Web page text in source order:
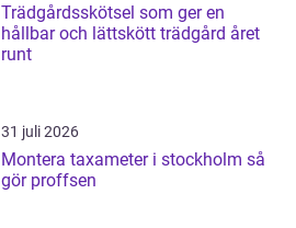
Trädgårdsskötsel som ger en
hållbar och lättskött trädgård året
runt
31 juli 2026
Montera taxameter i stockholm så
gör proffsen